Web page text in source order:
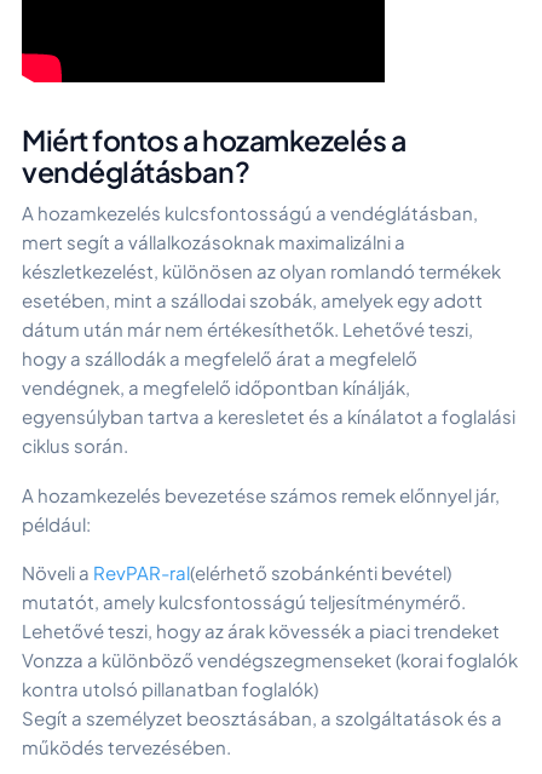
Miért fontos a hozamkezelés a
vendéglátásban?
A hozamkezelés kulcsfontosságú a vendéglátásban,
mert segít a vállalkozásoknak maximalizálni a
készletkezelést, különösen az olyan romlandó termékek
esetében, mint a szállodai szobák, amelyek egy adott
dátum után már nem értékesíthetők. Lehetővé teszi,
hogy a szállodák a megfelelő árat a megfelelő
vendégnek, a megfelelő időpontban kínálják,
egyensúlyban tartva a keresletet és a kínálatot a foglalási
ciklus során.
A hozamkezelés bevezetése számos remek előnnyel jár,
például:
Növeli a RevPAR-ral(elérhető szobánkénti bevétel)
mutatót, amely kulcsfontosságú teljesítménymérő.
Lehetővé teszi, hogy az árak kövessék a piaci trendeket
Vonzza a különböző vendégszegmenseket (korai foglalók
kontra utolsó pillanatban foglalók)
Segít a személyzet beosztásában, a szolgáltatások és a
működés tervezésében.